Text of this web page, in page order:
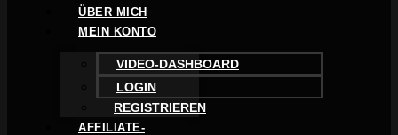
ÜBER MICH
MEIN KONTO
VIDEO-DASHBOARD
LOGIN
REGISTRIEREN
AFFILIATE-